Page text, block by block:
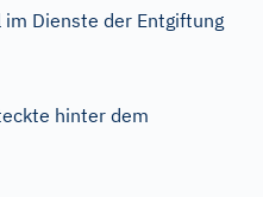
Dienste der Entgiftung
hinter dem